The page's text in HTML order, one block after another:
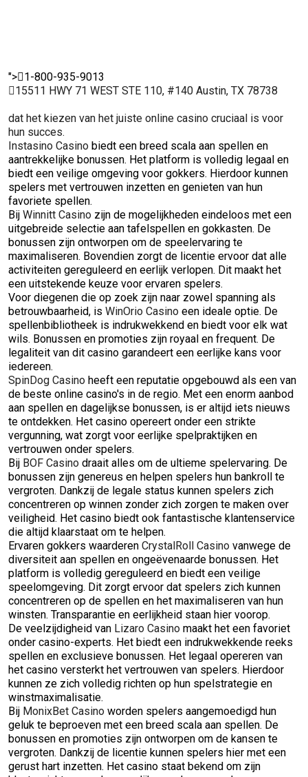
"> 1-800-935-9013
15511 HWY 71 WEST STE 110, #140 Austin, TX 78738
dat het kiezen van het juiste online casino cruciaal is voor
hun succes.
Instasino Casino biedt een breed scala aan spellen en
aantrekkelijke bonussen. Het platform is volledig legaal en
biedt een veilige omgeving voor gokkers. Hierdoor kunnen
spelers met vertrouwen inzetten en genieten van hun
favoriete spellen.
Bij Winnitt Casino zijn de mogelijkheden eindeloos met een
uitgebreide selectie aan tafelspellen en gokkasten. De
bonussen zijn ontworpen om de speelervaring te
maximaliseren. Bovendien zorgt de licentie ervoor dat alle
activiteiten gereguleerd en eerlijk verlopen. Dit maakt het
een uitstekende keuze voor ervaren spelers.
Voor diegenen die op zoek zijn naar zowel spanning als
betrouwbaarheid, is WinOrio Casino een ideale optie. De
spellenbibliotheek is indrukwekkend en biedt voor elk wat
wils. Bonussen en promoties zijn royaal en frequent. De
legaliteit van dit casino garandeert een eerlijke kans voor
iedereen.
SpinDog Casino heeft een reputatie opgebouwd als een van
de beste online casino's in de regio. Met een enorm aanbod
aan spellen en dagelijkse bonussen, is er altijd iets nieuws
te ontdekken. Het casino opereert onder een strikte
vergunning, wat zorgt voor eerlijke spelpraktijken en
vertrouwen onder spelers.
Bij BOF Casino draait alles om de ultieme spelervaring. De
bonussen zijn genereus en helpen spelers hun bankroll te
vergroten. Dankzij de legale status kunnen spelers zich
concentreren op winnen zonder zich zorgen te maken over
veiligheid. Het casino biedt ook fantastische klantenservice
die altijd klaarstaat om te helpen.
Ervaren gokkers waarderen CrystalRoll Casino vanwege de
diversiteit aan spellen en ongeëvenaarde bonussen. Het
platform is volledig gereguleerd en biedt een veilige
speelomgeving. Dit zorgt ervoor dat spelers zich kunnen
concentreren op de spellen en het maximaliseren van hun
winsten. Transparantie en eerlijkheid staan hier voorop.
De veelzijdigheid van Lizaro Casino maakt het een favoriet
onder casino-experts. Het biedt een indrukwekkende reeks
spellen en exclusieve bonussen. Het legaal opereren van
het casino versterkt het vertrouwen van spelers. Hierdoor
kunnen ze zich volledig richten op hun spelstrategie en
winstmaximalisatie.
Bij MonixBet Casino worden spelers aangemoedigd hun
geluk te beproeven met een breed scala aan spellen. De
bonussen en promoties zijn ontworpen om de kansen te
vergroten. Dankzij de licentie kunnen spelers hier met een
gerust hart inzetten. Het casino staat bekend om zijn